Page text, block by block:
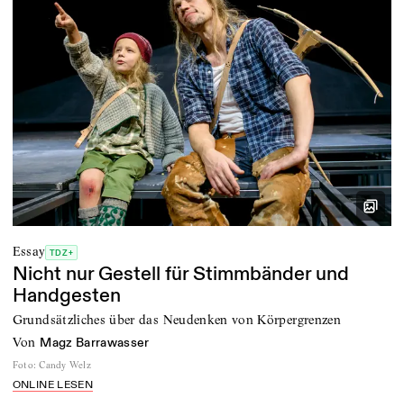
Essay TDZ+
Nicht nur Gestell für Stimmbänder und
Handgesten
Grundsätzliches über das Neudenken von Körpergrenzen
von Magz Barrawasser
Foto: Candy Welz
ONLINE LESEN